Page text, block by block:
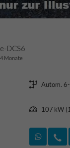
DCS6
4 Monate
Autom.
107 kW
Rückruf